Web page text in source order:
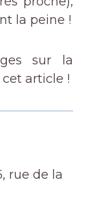
la peine !
sur la
article !
rue de la